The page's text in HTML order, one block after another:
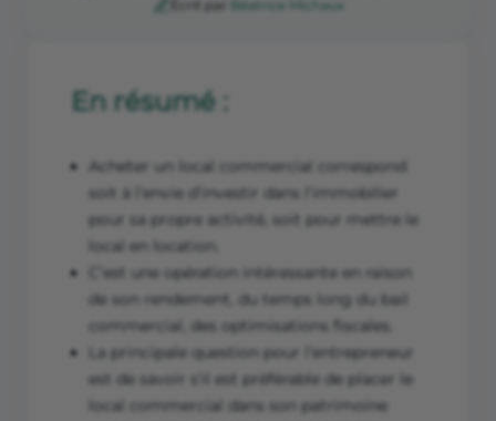
Écrit par
Béatrice Michaux
En résumé :
Acheter un local commercial correspond
soit à l’envie d’investir dans l’immobilier
pour sa propre activité, soit pour mettre le
local en location.
C’est une opération intéressante en raison
de son rendement, du temps long du bail
commercial, des optimisations fiscales.
La principale question pour l’entrepreneur
est de savoir s’il est préférable de placer le
local commercial dans son patrimoine